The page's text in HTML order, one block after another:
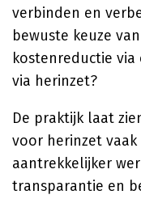
verbinden en
bewuste keuze
kostenreductie
via herinzet?
De praktijk laat
voor herinzet
aantrekkelijker
transparantie en